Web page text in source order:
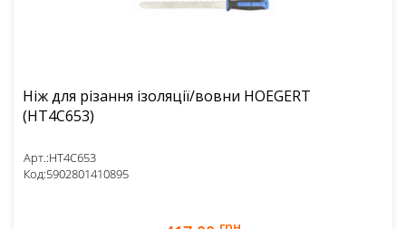
Ніж для різання ізоляції/вовни HOEGERT
(HT4C653)
Арт.:HT4C653
Код:5902801410895